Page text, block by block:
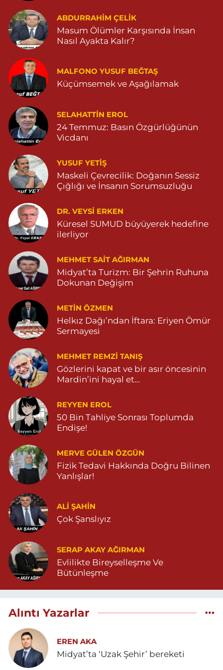
BAHÇEBAŞI MAH. SELAHATTİN EYYUBİ CAD NO:57 A
04823812363
0 (482) 381 23 63 Yol Tarifi Al
Seyhan Eczanesi
SEFA MAHALLE Z.ABİDİN ERDEM CADDE NO:23 B 05468034323
0 (546) 803 43 23
Ömerli Eczanesi
YENİ MAHALLE HASTANE CADDESİ 3086 SOKAK NO:7 2
04825413333
0 (482) 541 33 33
İpek Eczanesi
POYRAZ MAHALLESİ CAMİİ SOKAK NO:28B Başaran market
karşısı 04825111747
0 (482) 511 17 47
Çınarbaş Eczanesi
BAHÇEBAŞI MAHALLESİ HANSEHATUN CADDE NO:120 C
04825911015
0 (482) 591 10 15 Yol Tarifi Al
ABDURRAHIM ÇELİK
Masum Ölümler Karşısında İnsan
Nasıl Ayakta Kalır?
MALFONO YUSUF BEĞTAŞ
Küçümsemek ve Aşağılamak
SELAHATTIN EROL
24 Temmuz: Basın Özgürlüğünün
Vicdanı
YUSUF YETİŞ
Maskeli Çevrecilik: Doğanın Sessiz
Çığlığı ve İnsanın Sorumsuzluğu
DR. VEYSI ERKEN
Küresel SUMUD büyüyerek hedefine
ilerliyor
MEHMET SAIT AĞIRMAN
Midyat’ta Turizm: Bir Şehrin Ruhuna
Dokunan Değişim
METIN ÖZMEN
Helkız Dağı’ndan İftara: Eriyen Ömür
Sermayesi
MEHMET REMZI TANIŞ
Gözlerini kapat ve bir asır öncesinin
Mardin’ini hayal et…
REYYEN EROL
50 Bin Tahliye Sonrası Toplumda
Endişe!
MERVE GÜLEN ÖZGÜN
Fizik Tedavi Hakkında Doğru Bilinen
Yanlışlar!
ALI ŞAHİN
Çok Şanslıyız
SERAP AKAY AĞIRMAN
Evlilikte Bireyselleşme Ve
Bütünleşme
Alıntı Yazarlar
EREN AKA
Midyat’ta ‘Uzak Şehir’ bereketi